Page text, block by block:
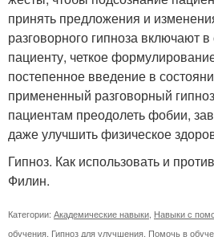
принять предложения и
разговорного гипноза включают
пациенту, четкое
постепенное введение в
примененный разговорный
пациентам преодолеть фобии,
даже улучшить физическое
Гипноз. Как использовать и
Филин.
Категории: Академические навыки Навыки с
обучения Гипноз для улучшения Помочь в